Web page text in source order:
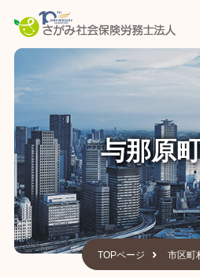
与那原
TOPページ 市区町